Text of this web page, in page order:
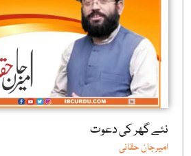
نئے گھر کی دعوت
امیرجان حقانی